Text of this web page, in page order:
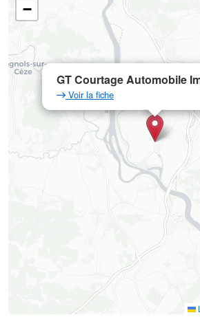
GT Courtage Automobile
Voir la fiche
−